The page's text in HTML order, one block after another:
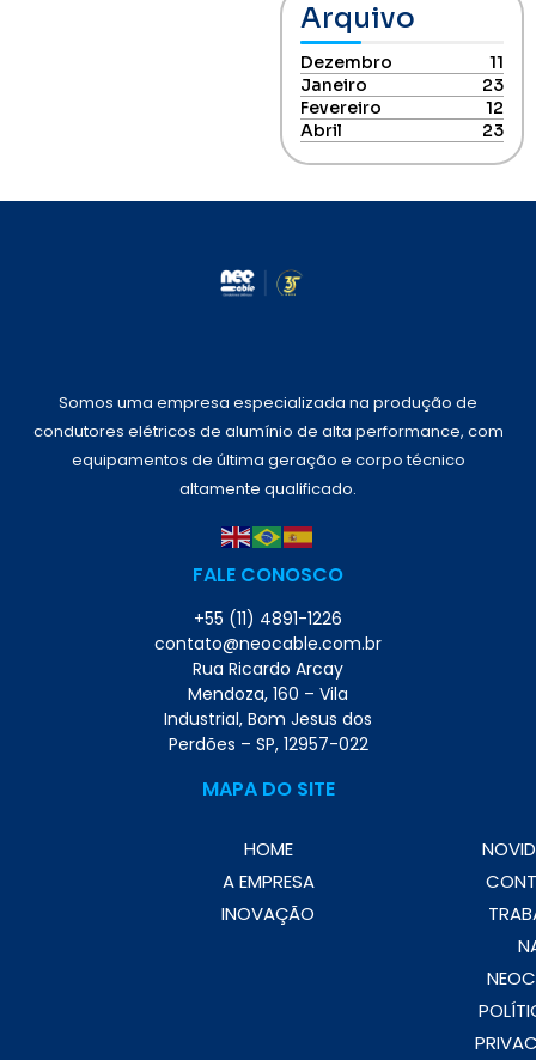
Arquivo
Dezembro
11
Janeiro
23
Fevereiro
12
Abril
23
Somos uma empresa especializada na produção de
condutores elétricos de alumínio de alta performance, com
equipamentos de última geração e corpo técnico
altamente qualificado.
FALE CONOSCO
+55 (11) 4891-1226
contato@neocable.com.br
Rua Ricardo Arcay
Mendoza, 160 – Vila
Industrial, Bom Jesus dos
Perdões – SP, 12957-022
MAPA DO SITE
HOME
A EMPRESA
INOVAÇÃO